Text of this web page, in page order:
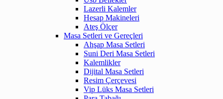
Lazerli Kalemler
Hesap Makineleri
Ateş Ölçer
Masa Setleri ve Gereçleri
Ahşap Masa Setleri
Suni Deri Masa Setleri
Kalemlikler
Dijital Masa Setleri
Resim Çerçevesi
Vip Lüks Masa Setleri